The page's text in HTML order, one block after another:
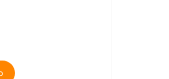
Superliscio Aurora Ice Nano Capsule -